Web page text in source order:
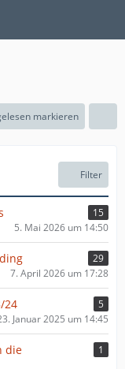
markieren
Filter
15
5. Mai 2026 um 14:50
29
7. April 2026 um 17:28
24
5
Januar 2025 um 14:45
die
1